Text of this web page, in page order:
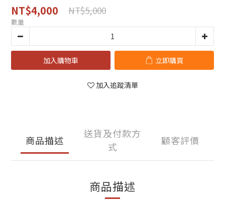
NT$4,000 NT$5,000
數量
加入購物車 立即購買
加入追蹤清單
商品描述
送貨及付款方
式
顧客評價
商品描述